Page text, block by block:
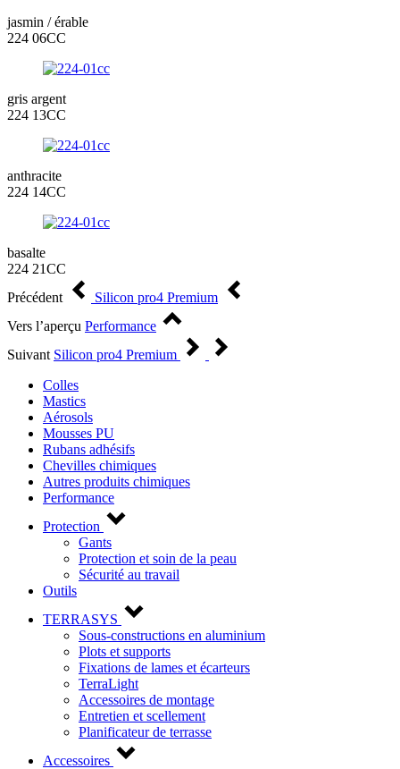
jasmin / érable
224 06CC
gris argent
224 13CC
anthracite
224 14CC
basalte
224 21CC
Précédent
Silicon pro4 Premium
Vers l’aperçu Performance
Suivant Silicon pro4 Premium
Colles
Mastics
Aérosols
Mousses PU
Rubans adhésifs
Chevilles chimiques
Autres produits chimiques
Performance
Protection
Gants
Protection et soin de la peau
Sécurité au travail
Outils
TERRASYS
Sous-constructions en aluminium
Plots et supports
Fixations de lames et écarteurs
TerraLight
Accessoires de montage
Entretien et scellement
Planificateur de terrasse
Accessoires